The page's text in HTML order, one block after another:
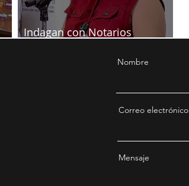
Indagan con Notarios
Nombre
Correo electrónico
Mensaje